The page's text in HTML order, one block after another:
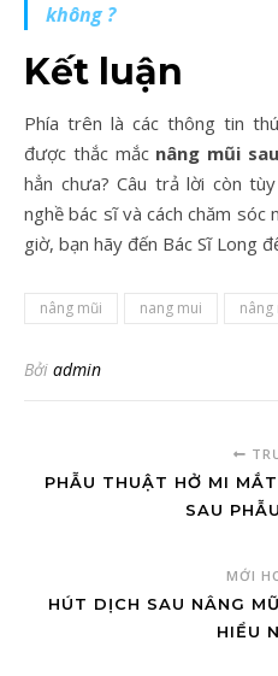
không ?
Kết luận
Phía trên là các thông tin
được thắc mắc nâng mũi
hẳn chưa? Câu trả lời còn
nghề bác sĩ và cách chăm sóc
giờ, bạn hãy đến Bác Sĩ Long
nâng mũi nang mui nâng
Bởi admin
PHẪU THUẬT HỞ MI
SAU
MỚI
HÚT DỊCH SAU NÂNG
HIỂU